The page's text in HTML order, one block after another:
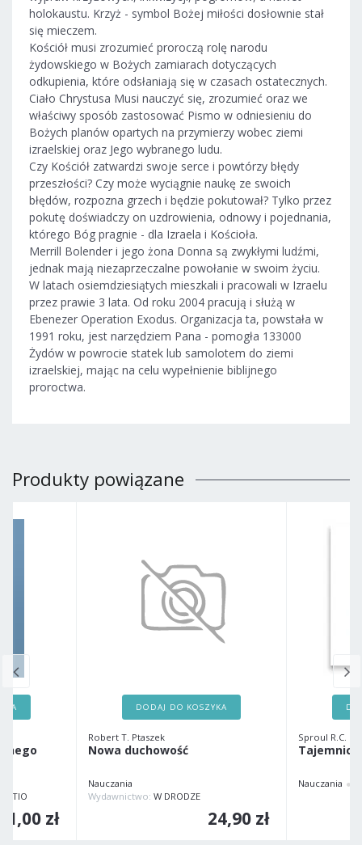
holokaustu. Krzyż - symbol Bożej miłości dosłownie stał
się mieczem.
Kościół musi zrozumieć proroczą rolę narodu
żydowskiego w Bożych zamiarach dotyczących
odkupienia, które odsłaniają się w czasach ostatecznych.
Ciało Chrystusa Musi nauczyć się, zrozumieć oraz we
właściwy sposób zastosować Pismo w odniesieniu do
Bożych planów opartych na przymierzy wobec ziemi
izraelskiej oraz Jego wybranego ludu.
Czy Kościół zatwardzi swoje serce i powtórzy błędy
przeszłości? Czy może wyciągnie naukę ze swoich
błędów, rozpozna grzech i będzie pokutował? Tylko przez
pokutę doświadczy on uzdrowienia, odnowy i pojednania,
którego Bóg pragnie - dla Izraela i Kościoła.
Merrill Bolender i jego żona Donna są zwykłymi ludźmi,
jednak mają niezaprzeczalne powołanie w swoim życiu.
W latach osiemdziesiątych mieszkali i pracowali w Izraelu
przez prawie 3 lata. Od roku 2004 pracują i służą w
Ebenezer Operation Exodus. Organizacja ta, powstała w
1991 roku, jest narzędziem Pana - pomogła 133000
Żydów w powrocie statek lub samolotem do ziemi
izraelskiej, mając na celu wypełnienie biblijnego
proroctwa.
Produkty powiązane
zł
DODAJ DO KOSZYKA
Robert T. Ptaszek
Nowa duchowość
Nauczania
Wydawnictwo: W DRODZE
24,90 zł
Sproul R.C.
Nauczania